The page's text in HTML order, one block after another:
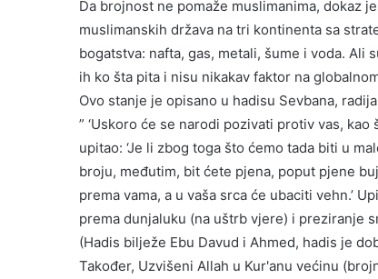
Da brojnost ne pomaže muslimanima, dokaz
muslimanskih država na tri kontinenta sa
bogatstva: nafta, gas, metali, šume i voda. Ali
ih ko šta pita i nisu nikakav faktor na
Ovo stanje je opisano u hadisu Sevbana,
” ‘Uskoro će se narodi pozivati protiv vas,
upitao: ‘Je li zbog toga što ćemo tada biti u
broju, međutim, bit ćete pjena, poput pjene
prema vama, a u vaša srca će ubaciti vehn.’
prema dunjaluku (na uštrb vjere) i preziranje
(Hadis bilježe Ebu Davud i Ahmed, hadis je
Također, Uzvišeni Allah u Kur'anu većinu